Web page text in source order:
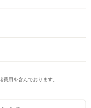
用を含んでおります。